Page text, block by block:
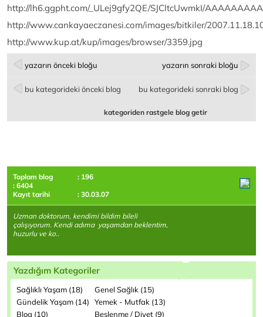
http://lh6.ggpht.com/_ULej9gfy2QE/SJCltcUwmkI/
http://www.cankayaeczanesi.com/images/bitkiler/
http://www.kup.at/kup/images/browser/3359.jpg
yazarın önceki bloğu yazarın sonraki bloğu
bu kategorideki önceki blog bu kategorideki sonraki blog
kategoriden rastgele blog getir
Toplam blog
: 196
: 6404
Kayıt tarihi
: 30.03.07
Uzman doktorum, kendimi bildim bileli
çalışıyorum. Kendi adıma yaşamdan beklentim,
huzurlu ve ko..
Yazdığım Kategoriler
Sağlıklı Yaşam (18)
Genel Sağlık (15)
Gündelik Yaşam (14)
Yemek - Mutfak (13)
Blog (10)
Beslenme / Diyet (9)